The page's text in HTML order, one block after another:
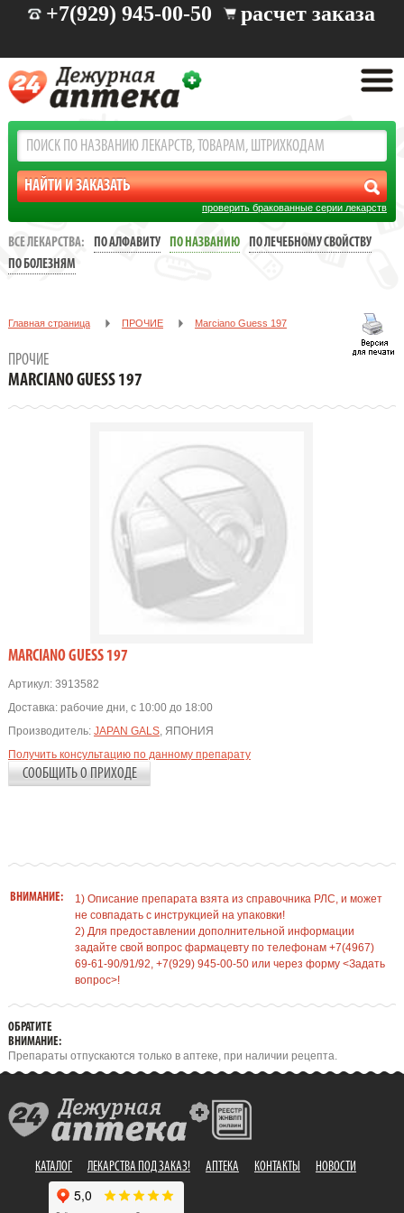
+7(929) 945-00-50 расчет заказа
проверить бракованные серии лекарств
ВСЕ ЛЕКАРСТВА: ПО АЛФАВИТУ ПО НАЗВАНИЮ
ПО ЛЕЧЕБНОМУ СВОЙСТВУ
ПО БОЛЕЗНЯМ
Главная страница ПРОЧИЕ Marciano Guess 197
ПРОЧИЕ
MARCIANO GUESS 197
MARCIANO GUESS 197
Артикул:3913582
Доставка: рабочие дни, с 10:00 до 18:00
Производитель: JAPAN GALS, ЯПОНИЯ
Получить консультацию по данному препарату
СООБЩИТЬ О ПРИХОДЕ
ВНИМАНИЕ:
1) Описание препарата взята из справочника РЛС, и может
не совпадать с инструкцией на упаковки!
2) Для предоставлении дополнительной информации
задайте свой вопрос фармацевту по телефонам +7(4967)
69-61-90/91/92, +7(929) 945-00-50 или через форму <Задать
вопрос>!
ОБРАТИТЕ
ВНИМАНИЕ:
Препараты отпускаются только в аптеке, при наличии рецепта.
КАТАЛОГ ЛЕКАРСТВА ПОД ЗАКАЗ! АПТЕКА КОНТАКТЫ НОВОСТИ